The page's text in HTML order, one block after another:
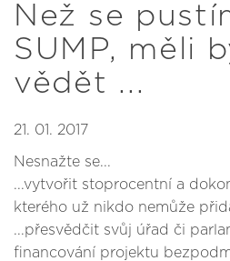
Než se
SUMP, měli
vědět ...
21. 01. 2017
Nesnažte se...
...vytvořit stoprocentní a
kterého už nikdo nemůže
...přesvědčit svůj úřad či
financování projektu